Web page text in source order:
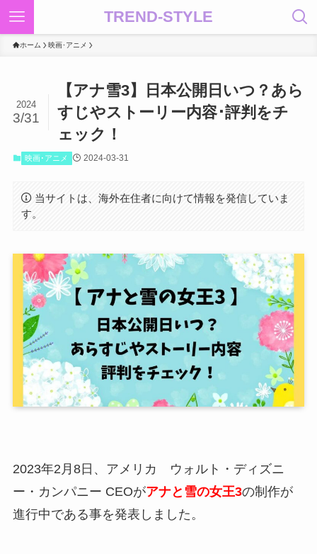
TREND-STYLE
ホーム 映画･アニメ
【アナ雪3】日本公開日いつ？あら
すじやストーリー内容･評判をチ
ェック！
2024
3/31
映画･アニメ 2024-03-31
当サイトは、海外在住者に向けて情報を発信していま
す。
2023年2月8日、アメリカ ウォルト・ディズニ
ー・カンパニー CEOがアナと雪の女王3の制作が
進行中である事を発表しました。